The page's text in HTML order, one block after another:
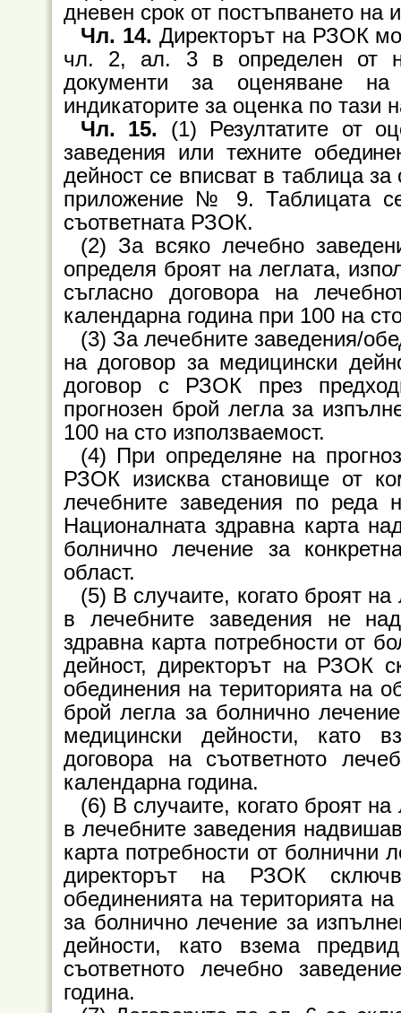
дневен срок от постъпването на
Чл. 14. Директорът на РЗОК
чл. 2, ал. 3 в определен от
документи за оценяване
индикаторите за оценка по тази
Чл. 15. (1) Резултатите от
заведения или техните
дейност се вписват в таблица
приложение № 9. Таблицата се
съответната РЗОК.
(2) За всяко лечебно
определя броят на леглата,
съгласно договора на
календарна година при 100 на
(3) За лечебните заведения/
на договор за медицински
договор с РЗОК през
прогнозен брой легла за
100 на сто използваемост.
(4) При определяне на
РЗОК изисква становище от
лечебните заведения по реда
Националната здравна карта
болнично лечение за
област.
(5) В случаите, когато броят
в лечебните заведения не
здравна карта потребности от
дейност, директорът на РЗОК
обединения на територията на
брой легла за болнично
медицински дейности, като
договора на съответното
календарна година.
(6) В случаите, когато броят
в лечебните заведения
карта потребности от болнични
директорът на РЗОК
обединенията на територията
за болнично лечение за
дейности, като взема
съответното лечебно
година.